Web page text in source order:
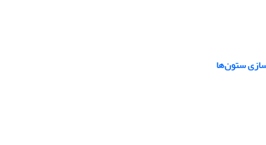
ستون‌ها